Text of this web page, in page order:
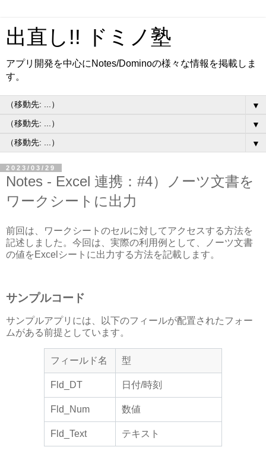
出直し!! ドミノ塾
アプリ開発を中心にNotes/Dominoの様々な情報を掲載しま
す。
▼
▼
▼
2023/03/29
Notes - Excel 連携：#4）ノーツ文書を
ワークシートに出力
前回は、ワークシートのセルに対してアクセスする方法を
記述しました。今回は、実際の利用例として、ノーツ文書
の値をExcelシートに出力する方法を記載します。
サンプルコード
サンプルアプリには、以下のフィールが配置されたフォー
ムがある前提としています。
フィールド名 型
Fld_DT 日付/時刻
Fld_Num 数値
Fld_Text テキスト